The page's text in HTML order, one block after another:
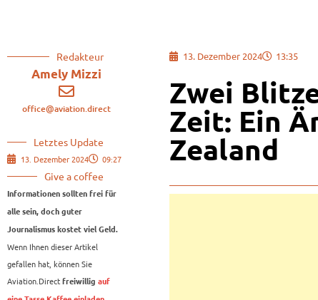
Redakteur
Amely Mizzi
office@aviation.direct
Letztes Update
13. Dezember 2024 09:27
Give a coffee
Informationen sollten frei für
alle sein, doch guter
Journalismus kostet viel Geld.
Wenn Ihnen dieser Artikel
gefallen hat, können Sie
Aviation.Direct freiwillig auf
13. Dezember 2024 13:35
Zwei
Zeit: Ein
Zealand